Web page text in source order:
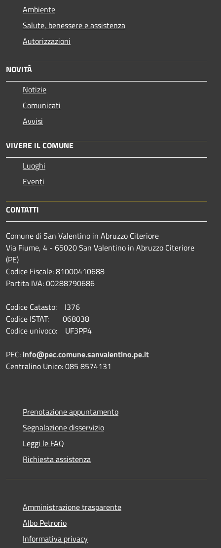
Ambiente
Salute, benessere e assistenza
Autorizzazioni
NOVITÀ
Notizie
Comunicati
Avvisi
VIVERE IL COMUNE
Luoghi
Eventi
CONTATTI
Comune di San Valentino in Abruzzo Citeriore
Via Fiume, 4 - 65020 San Valentino in Abruzzo Citeriore
(PE)
Codice Fiscale: 81000410688
Partita IVA: 00288790686
Codice Catasto: I376
Codice ISTAT: 068038
Codice univoco: UF3PP4
PEC: info@pec.comune.sanvalentino.pe.it
Centralino Unico: 085 8574131
Prenotazione appuntamento
Segnalazione disservizio
Leggi le FAQ
Richiesta assistenza
Amministrazione trasparente
Albo Petrorio
Informativa privacy